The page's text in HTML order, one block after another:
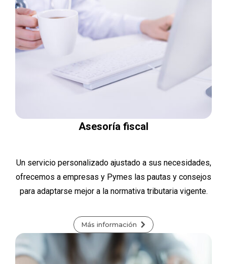
Asesoría fiscal
Un servicio personalizado ajustado a sus necesidades,
ofrecemos a empresas y Pymes las pautas y consejos
para adaptarse mejor a la normativa tributaria vigente.
Más información